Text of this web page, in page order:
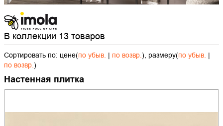
В коллекции 13 товаров
Сортировать по: цене(по убыв. | по возвр.), размеру(по убыв. |
по возвр.)
Настенная плитка